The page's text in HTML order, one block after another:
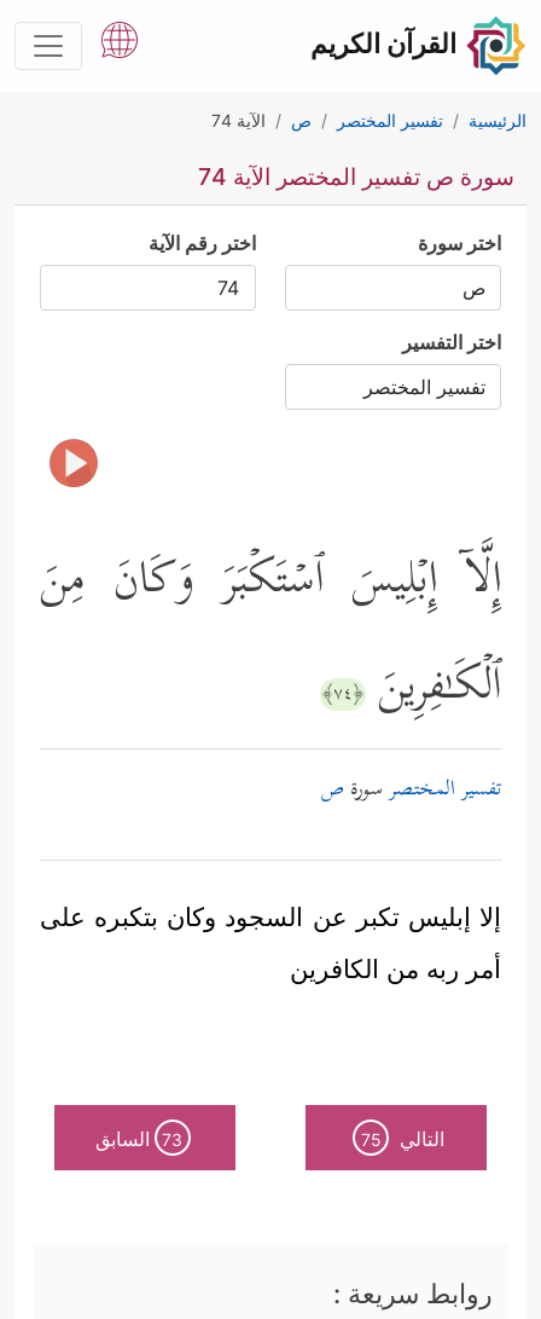
القرآن الكريم
الرئيسية تفسير المختصر ص الآية 74
سورة ص تفسير المختصر الآية 74
اختر سورة اختر رقم الآية
اختر التفسير
إِلَّاۤ إِبۡلِیسَ ٱسۡتَكۡبَرَ وَكَانَ مِنَ
ٱلۡكَـٰفِرِینَ ﴿٧٤﴾
تفسير المختصرسورة ص
إلا إبليس تكبر عن السجود وكان بتكبره على
أمر ربه من الكافرين
التالي 75
73 السابق
روابط سريعة :